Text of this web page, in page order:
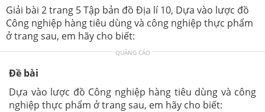
Giải bài 2 trang 5 Tập bản đồ Địa lí 10, Dựa vào lược đồ
Công nghiệp hàng tiêu dùng và công nghiệp thực phẩm
ở trang sau, em hãy cho biết:
QUẢNG CÁO
Đề bài
Dựa vào lược đồ Công nghiệp hàng tiêu dùng và công
nghiệp thực phẩm ở trang sau, em hãy cho biết: